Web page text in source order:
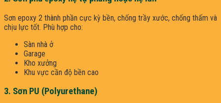
Sơn epoxy 2 thành phần cực kỳ bền, chống trầy xước, chống thấm và
chịu lực tốt. Phù hợp cho:
Sàn nhà ở
Garage
Kho xưởng
Khu vực cần độ bền cao
3. Sơn PU (Polyurethane)